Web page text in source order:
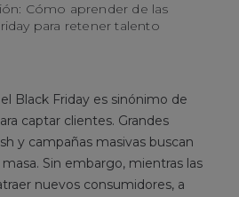
Cómo aprender de las
para retener talento
Black Friday es sinónimo de
captar clientes. Grandes
y campañas masivas buscan
Sin embargo, mientras las
nuevos consumidores, a